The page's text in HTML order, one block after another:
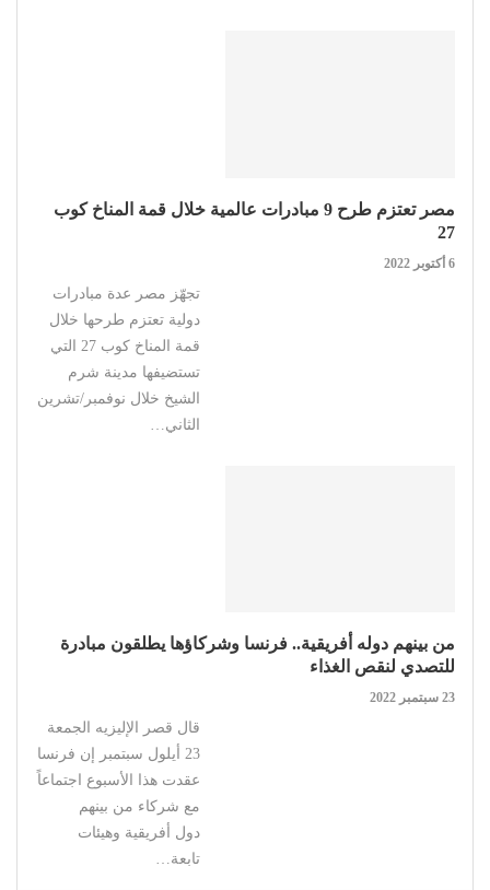
مصر تعتزم طرح 9 مبادرات عالمية خلال قمة المناخ كوب
27
6 أكتوبر 2022
تجهّز مصر عدة مبادرات
دولية تعتزم طرحها خلال
قمة المناخ كوب 27 التي
تستضيفها مدينة شرم
الشيخ خلال نوفمبر/تشرين
الثاني…
من بينهم دوله أفريقية.. فرنسا وشركاؤها يطلقون مبادرة
للتصدي لنقص الغذاء
23 سبتمبر 2022
قال قصر الإليزيه الجمعة
23 أيلول سبتمبر إن فرنسا
عقدت هذا الأسبوع اجتماعاً
مع شركاء من بينهم
دول أفريقية وهيئات
تابعة…